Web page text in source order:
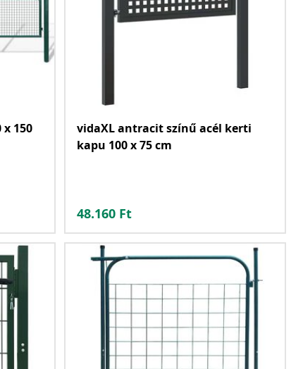
150
vidaXL antracit színű acél kerti
kapu 100 x 75 cm
48.160 Ft